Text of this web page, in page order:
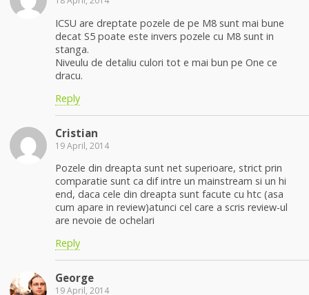
ICSU are dreptate pozele de pe M8 sunt mai bune
decat S5 poate este invers pozele cu M8 sunt in
stanga.
Niveulu de detaliu culori tot e mai bun pe One ce
dracu.
Reply
Cristian
19 April, 2014
Pozele din dreapta sunt net superioare, strict prin
comparatie sunt ca dif intre un mainstream si un hi
end, daca cele din dreapta sunt facute cu htc (asa
cum apare in review)atunci cel care a scris review-ul
are nevoie de ochelari
Reply
George
19 April, 2014